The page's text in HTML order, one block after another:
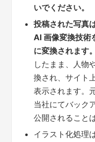
いでください。
投稿された写真
AI 画像変換技術
に変換されます。
したまま、人物
換され、サイト
表示されます。
当社にてバック
公開されること
イラスト化処理